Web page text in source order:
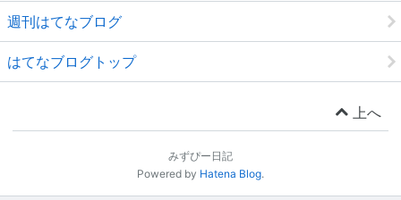
週刊はてなブログ
はてなブログトップ
上へ
みずぴー日記
Powered by Hatena Blog.